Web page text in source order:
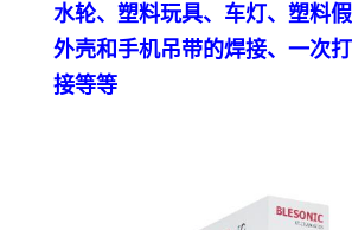
水轮、塑料玩具、车灯、塑料
外壳和手机吊带的焊接、一次
接等等